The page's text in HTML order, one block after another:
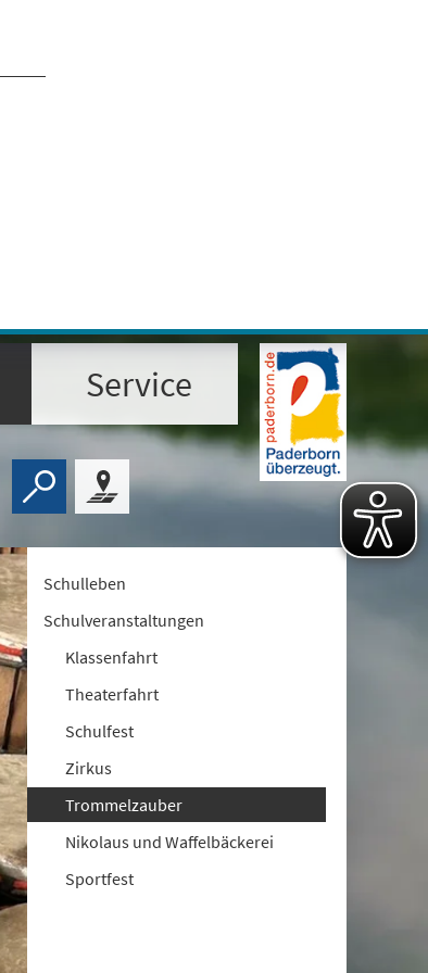
Service
Schulleben
Schulveranstaltungen
Klassenfahrt
Theaterfahrt
Schulfest
Zirkus
Trommelzauber
Nikolaus und Waffelbäckerei
Sportfest